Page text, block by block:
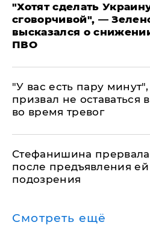
​"Хотят сделать
сговорчивой", —
высказался о
ПВО
​"У вас есть пару
призвал не оставаться
во время тревог
Стефанишина
после предъявления ей
подозрения
Смотреть ещё